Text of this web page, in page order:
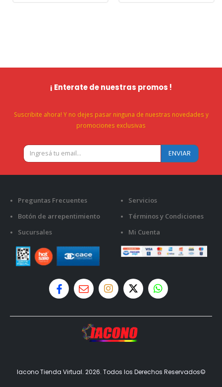
¡ Enterate de nuestras promos !
Suscribite ahora! Y no dejes pasar ninguna de nuestras novedades y
promociones exclusivas
Preguntas Frecuentes
Botón de arrepentimiento
Sucursales
Servicios
Términos y Condiciones
Mi Cuenta
Iacono Tienda Virtual. 2026. Todos los Derechos Reservados©